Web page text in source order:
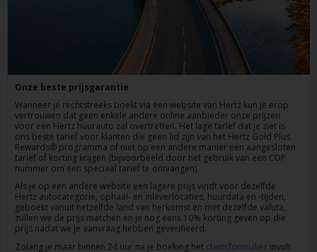
Zakelijk
huren
Speciale
aanbiedingen
Locaties
Hertz
Onze beste prijsgarantie
Wanneer je rechtstreeks boekt via een website van Hertz kun je erop
vertrouwen dat geen enkele andere online aanbieder onze prijzen
voor een Hertz huurauto zal overtreffen. Het lage tarief dat je ziet is
ons beste tarief voor klanten die geen lid zijn van het Hertz Gold Plus
Rewards® programma of niet op een andere manier een aangesloten
tarief of korting krijgen (bijvoorbeeld door het gebruik van een CDP
nummer om een speciaal tarief te ontvangen).
Als je op een andere website een lagere prijs vindt voor dezelfde
Hertz autocategorie, ophaal- en inleverlocaties, huurdata en -tijden,
geboekt vanuit hetzelfde land van herkomst en met dezelfde valuta,
zullen we de prijs matchen en je nog eens 10% korting geven op die
prijs nadat we je aanvraag hebben geverifieerd.
Zolang je maar binnen 24 uur na je boeking het claimformulier invult